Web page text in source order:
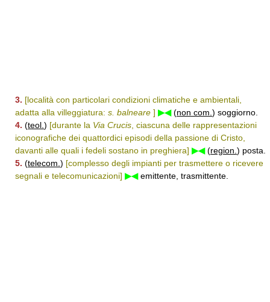
3. [località con particolari condizioni climatiche e ambientali,
adatta alla villeggiatura: s. balneare ] ▶◀(non com. ) soggiorno.
4. (teol. ) [durante la Via Crucis , ciascuna delle rappresentazioni
iconografiche dei quattordici episodi della passione di Cristo,
davanti alle quali i fedeli sostano in preghiera] ▶◀(region. ) posta.
5. (telecom. ) [complesso degli impianti per trasmettere o ricevere
segnali e telecomunicazioni] ▶◀emittente, trasmittente.